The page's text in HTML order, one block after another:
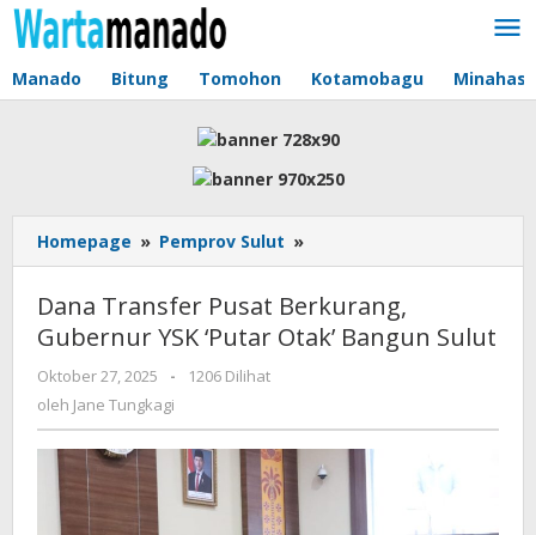
Lewati
ke
Manado Bitung Tomohon Kotamobagu Minahasa
Homepage » Pemprov Sulut »
Transfer
Berkurang,
Gubernur
Sulut
Dana Transfer Pusat Berkurang,
Gubernur YSK ‘Putar Otak’ Bangun Sulut
Oktober 27, 2025
oleh
Jane
-
1206 Dilihat
oleh Jane Tungkagi